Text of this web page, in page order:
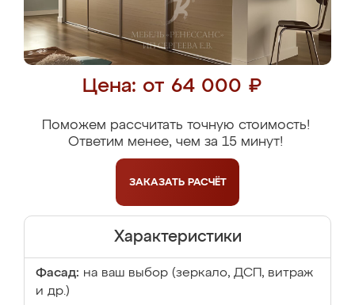
Цена: от 64 000 ₽
Поможем рассчитать точную стоимость!
Ответим менее, чем за 15 минут!
ЗАКАЗАТЬ РАСЧЁТ
Характеристики
Фасад: на ваш выбор (зеркало, ДСП, витраж
и др.)